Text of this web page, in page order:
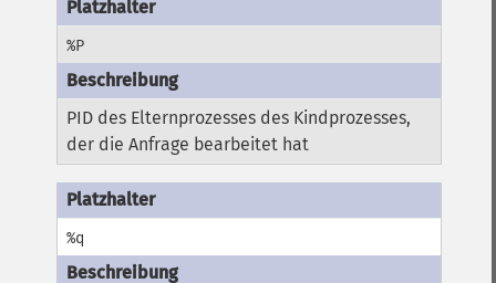
%P
PID des Elternprozesses des Kindprozesses,
der die Anfrage bearbeitet hat
%q